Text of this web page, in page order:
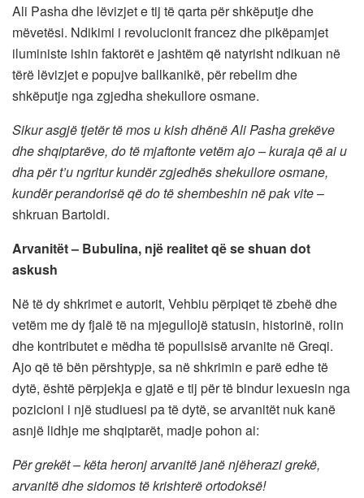
Ali Pasha dhe lëvizjet e tij të qarta për shkëputje dhe
mëvetësi. Ndikimi i revolucionit francez dhe pikëpamjet
iluministe ishin faktorët e jashtëm që natyrisht ndikuan në
tërë lëvizjet e popujve ballkanikë, për rebelim dhe
shkëputje nga zgjedha shekullore osmane.
Sikur asgjë tjetër të mos u kish dhënë Ali Pasha grekëve
dhe shqiptarëve, do të mjaftonte vetëm ajo – kuraja që ai u
dha për t’u ngritur kundër zgjedhës shekullore osmane,
kundër perandorisë që do të shembeshin në pak vite–
shkruan Bartoldi.
Arvanitët – Bubulina, një realitet që se shuan dot
askush
Në të dy shkrimet e autorit, Vehbiu përpiqet të zbehë dhe
vetëm me dy fjalë të na mjegullojë statusin, historinë, rolin
dhe kontributet e mëdha të popullsisë arvanite në Greqi.
Ajo që të bën përshtypje, sa në shkrimin e parë edhe të
dytë, është përpjekja e gjatë e tij për të bindur lexuesin nga
pozicioni i një studiuesi pa të dytë, se arvanitët nuk kanë
asnjë lidhje me shqiptarët, madje pohon ai:
Për grekët – këta heronj arvanitë janë njëherazi grekë,
arvanitë dhe sidomos të krishterë ortodoksë!